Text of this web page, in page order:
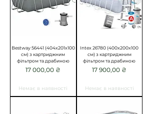
Bestway 56441 (404х201х100
см) з картриджним
фільтром та драбиною
Ціна
17 000,00 ₴
Немає в наявності
Intex 26780 (400x200x100
см) з картриджним
фільтром та драбиною
Ціна
17 900,00 ₴
Немає в наявності